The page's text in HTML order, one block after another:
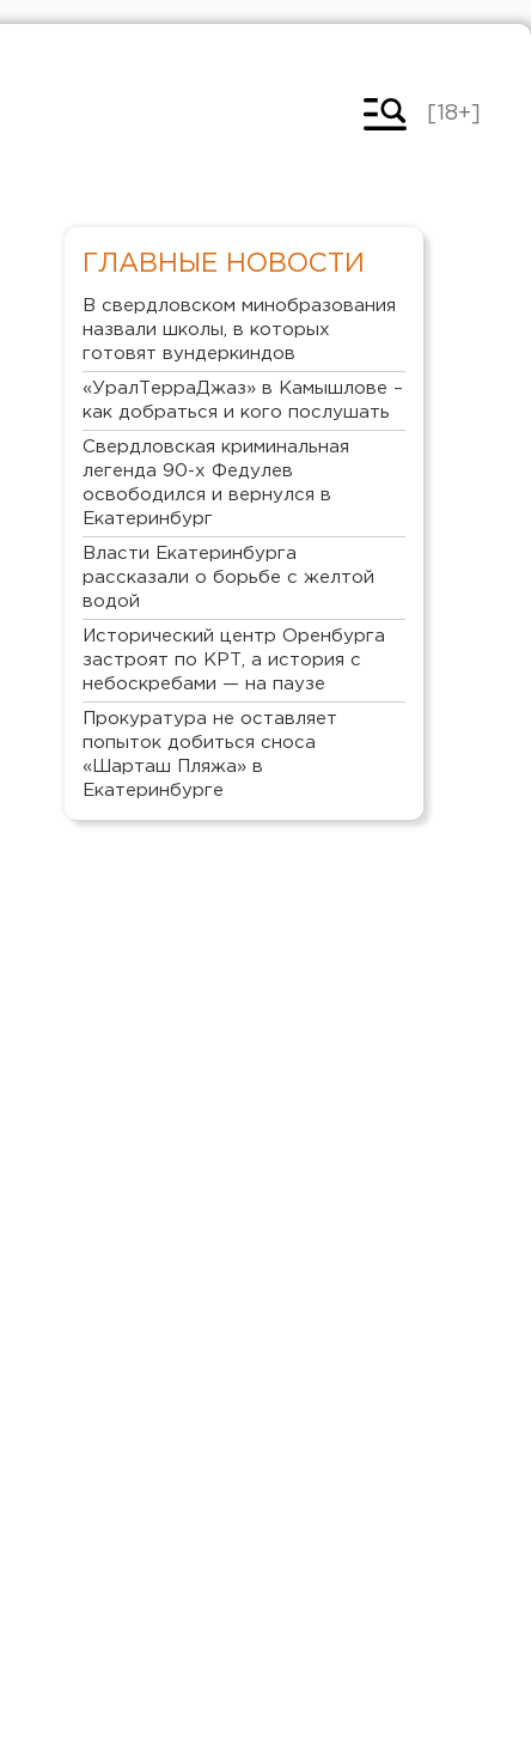
[18+]
ГЛАВНЫЕ НОВОСТИ
В свердловском минобразования
назвали школы, в которых
готовят вундеркиндов
«УралТерраДжаз» в Камышлове –
как добраться и кого послушать
Свердловская криминальная
легенда 90-х Федулев
освободился и вернулся в
Екатеринбург
Власти Екатеринбурга
рассказали о борьбе с желтой
водой
Исторический центр Оренбурга
застроят по КРТ, а история с
небоскребами — на паузе
Прокуратура не оставляет
попыток добиться сноса
«Шарташ Пляжа» в
Екатеринбурге